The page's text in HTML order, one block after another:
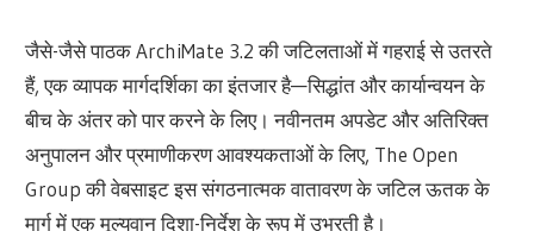
जैसे-जैसे पाठक ArchiMate 3.2 की जटिलताओं में गहराई से उतरते
हैं, एक व्यापक मार्गदर्शिका का इंतजार है—सिद्धांत और कार्यान्वयन के
बीच के अंतर को पार करने के लिए। नवीनतम अपडेट और अतिरिक्त
अनुपालन और प्रमाणीकरण आवश्यकताओं के लिए, The Open
Group की वेबसाइट इस संगठनात्मक वातावरण के जटिल ऊतक के
मार्ग में एक मूल्यवान दिशा-निर्देश के रूप में उभरती है।